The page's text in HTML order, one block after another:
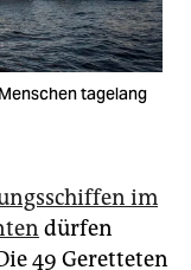
tagelang
im
dürfen
49 Geretteten